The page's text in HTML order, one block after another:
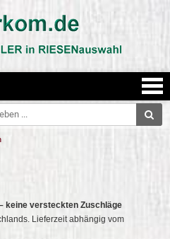
keine versteckten Zuschläge
Lieferzeit abhängig vom